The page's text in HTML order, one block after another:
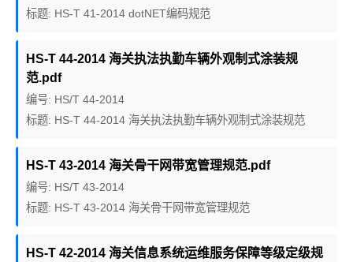
标题: HS-T 41-2014 dotNET编码规范
HS-T 44-2014 海关执法执勤车辆外观制式涂装规
范.pdf
编号: HS/T 44-2014
标题: HS-T 44-2014 海关执法执勤车辆外观制式涂装规范
HS-T 43-2014 海关骨干网带宽管理规范.pdf
编号: HS/T 43-2014
标题: HS-T 43-2014 海关骨干网带宽管理规范
HS-T 42-2014 海关信息系统运维服务保障等级定级规